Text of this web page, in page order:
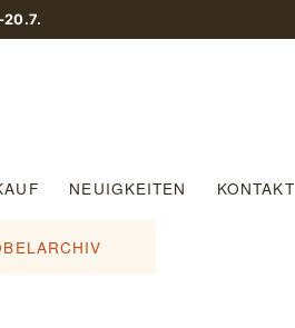
NEUIGKEITEN KONTAKT